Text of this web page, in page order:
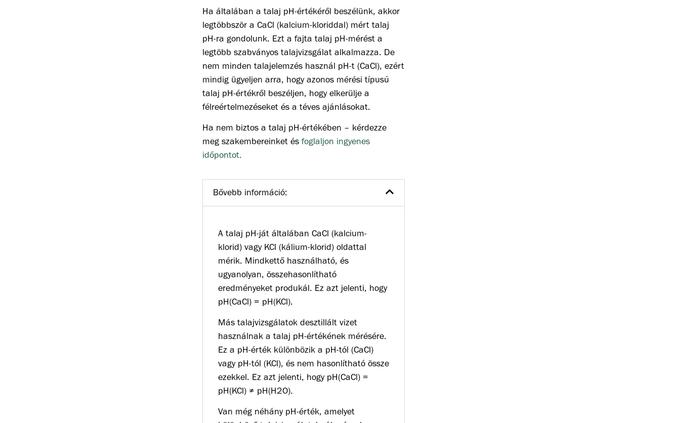
Ha általában a talaj pH-értékéről beszélünk, akkor
legtöbbször a CaCl (kalcium-kloriddal) mért talaj
pH-ra gondolunk. Ezt a fajta talaj pH-mérést a
legtöbb szabványos talajvizsgálat alkalmazza. De
nem minden talajelemzés használ pH-t (CaCl), ezért
mindig ügyeljen arra, hogy azonos mérési típusú
talaj pH-értékről beszéljen, hogy elkerülje a
félreértelmezéseket és a téves ajánlásokat.
Ha nem biztos a talaj pH-értékében – kérdezze
meg szakembereinket és foglaljon ingyenes
időpontot.
Bővebb információ:
A talaj pH-ját általában CaCl (kalcium-
klorid) vagy KCl (kálium-klorid) oldattal
mérik. Mindkettő használható, és
ugyanolyan, összehasonlítható
eredményeket produkál. Ez azt jelenti, hogy
pH(CaCl) = pH(KCl).
Más talajvizsgálatok desztillált vizet
használnak a talaj pH-értékének mérésére.
Ez a pH-érték különbözik a pH-tól (CaCl)
vagy pH-tól (KCl), és nem hasonlítható össze
ezekkel. Ez azt jelenti, hogy pH(CaCl) =
pH(KCl) ≠ pH(H2O).
Van még néhány pH-érték, amelyet